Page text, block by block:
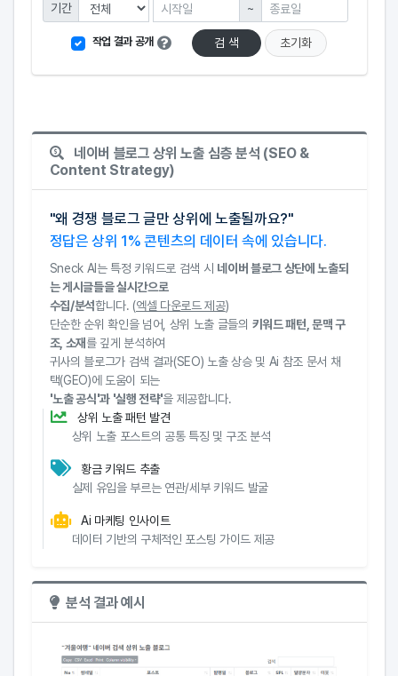
기간
~
작업 결과 공개 검 색 초기화
네이버 블로그 상위 노출 심층 분석 (SEO &
Content Strategy)
"왜 경쟁 블로그 글만 상위에 노출될까요?"
정답은 상위 1% 콘텐츠의 데이터 속에 있습니다.
Sneck AI는 특정 키워드로 검색 시 네이버 블로그 상단에 노출되
는 게시글들을 실시간으로
수집/분석합니다. (엑셀 다운로드 제공)
단순한 순위 확인을 넘어, 상위 노출 글들의 키워드 패턴, 문맥 구
조, 소재 를 깊게 분석하여
귀사의 블로그가 검색 결과(SEO) 노출 상승 및 Ai 참조 문서 채
택(GEO)에 도움이 되는
'노출 공식'과 '실행 전략'을 제공합니다.
상위 노출 패턴 발견
상위 노출 포스트의 공통 특징 및 구조 분석
황금 키워드 추출
실제 유입을 부르는 연관/세부 키워드 발굴
Ai 마케팅 인사이트
데이터 기반의 구체적인 포스팅 가이드 제공
분석 결과 예시